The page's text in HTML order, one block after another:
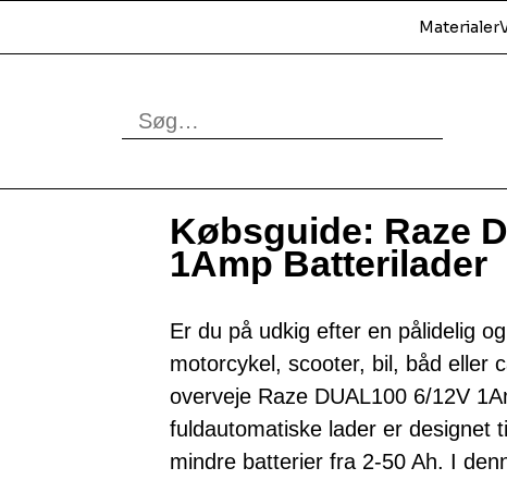
Materialer
Købsguide: Raze
1Amp Batterilader
Er du på udkig efter en pålidelig
motorcykel, scooter, bil, båd eller
overveje Raze DUAL100 6/12V
fuldautomatiske lader er designet
mindre batterier fra 2-50 Ah. I